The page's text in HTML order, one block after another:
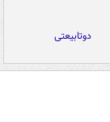
دوتابیعتی